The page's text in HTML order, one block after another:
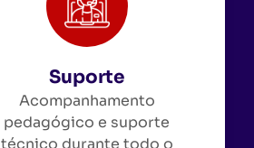
Suporte
Acompanhamento
pedagógico e suporte
técnico durante todo o